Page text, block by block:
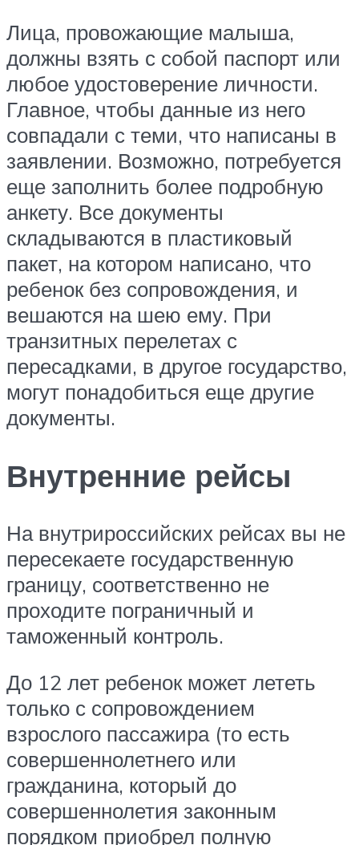
Лица, провожающие малыша,
должны взять с собой паспорт или
любое удостоверение личности.
Главное, чтобы данные из него
совпадали с теми, что написаны в
заявлении. Возможно, потребуется
еще заполнить более подробную
анкету. Все документы
складываются в пластиковый
пакет, на котором написано, что
ребенок без сопровождения, и
вешаются на шею ему. При
транзитных перелетах с
пересадками, в другое государство,
могут понадобиться еще другие
документы.
Внутренние рейсы
На внутрироссийских рейсах вы не
пересекаете государственную
границу, соответственно не
проходите пограничный и
таможенный контроль.
До 12 лет ребенок может лететь
только с сопровождением
взрослого пассажира (то есть
совершеннолетнего или
гражданина, который до
совершеннолетия законным
порядком приобрел полную